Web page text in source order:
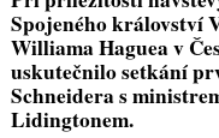
Spojeného království
Williama Haguea v
uskutečnilo setkání
Schneidera s
Lidingtonem.